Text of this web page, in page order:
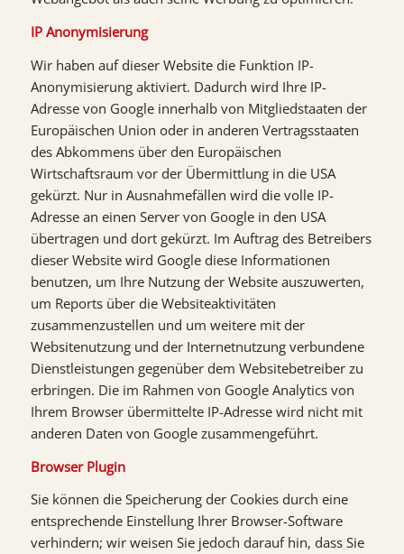
IP Anonymisierung
Wir haben auf dieser Website die Funktion IP-
Anonymisierung aktiviert. Dadurch wird Ihre IP-
Adresse von Google innerhalb von Mitgliedstaaten der
Europäischen Union oder in anderen Vertragsstaaten
des Abkommens über den Europäischen
Wirtschaftsraum vor der Übermittlung in die USA
gekürzt. Nur in Ausnahmefällen wird die volle IP-
Adresse an einen Server von Google in den USA
übertragen und dort gekürzt. Im Auftrag des Betreibers
dieser Website wird Google diese Informationen
benutzen, um Ihre Nutzung der Website auszuwerten,
um Reports über die Websiteaktivitäten
zusammenzustellen und um weitere mit der
Websitenutzung und der Internetnutzung verbundene
Dienstleistungen gegenüber dem Websitebetreiber zu
erbringen. Die im Rahmen von Google Analytics von
Ihrem Browser übermittelte IP-Adresse wird nicht mit
anderen Daten von Google zusammengeführt.
Browser Plugin
Sie können die Speicherung der Cookies durch eine
entsprechende Einstellung Ihrer Browser-Software
verhindern; wir weisen Sie jedoch darauf hin, dass Sie